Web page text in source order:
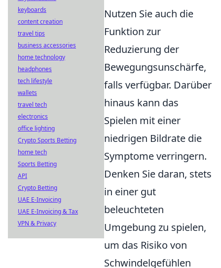
Nutzen Sie auch die
Funktion zur
Reduzierung der
Bewegungsunschärfe,
falls verfügbar. Darüber
hinaus kann das
Spielen mit einer
niedrigen Bildrate die
Symptome verringern.
Denken Sie daran, stets
in einer gut
beleuchteten
Umgebung zu spielen,
um das Risiko von
Schwindelgefühlen
keyboards
content creation
travel tips
business accessories
home technology
headphones
tech lifestyle
wallets
travel tech
electronics
office lighting
Crypto Sports Betting
home tech
Sports Betting
API
Crypto Betting
UAE E-Invoicing
UAE E-Invoicing & Tax
VPN & Privacy